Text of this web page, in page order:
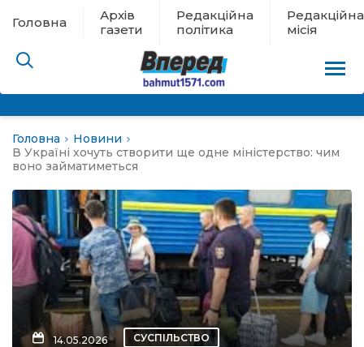
Головна
Архів
газети
Редакційна
політика
Редакційна
місія
евакуації
новини
Головна
Новини
В Україні хочуть створити ще одне міністерство: чим
воно займатиметься
14.05.2026 СУСПІЛЬСТВО